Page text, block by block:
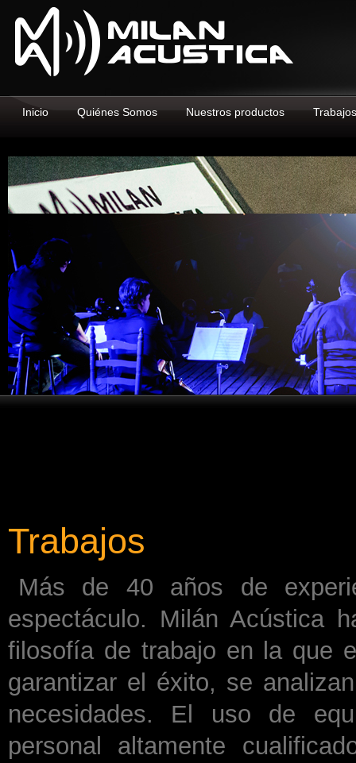
Inicio Quiénes Somos Nuestros productos Trabajos
Trabajos
Más de 40 años de
espectáculo. Milán Acústica
filosofía de trabajo en la que
garantizar el éxito, se
necesidades. El uso de
personal altamente